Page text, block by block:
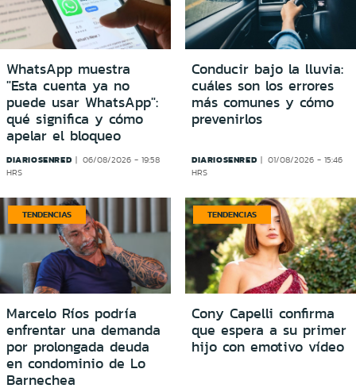
WhatsApp muestra
"Esta cuenta ya no
puede usar WhatsApp":
qué significa y cómo
apelar el bloqueo
DIARIOSENRED
06/08/2026 - 19:58
HRS
Conducir bajo la lluvia:
cuáles son los errores
más comunes y cómo
prevenirlos
DIARIOSENRED
01/08/2026 - 15:46
HRS
TENDENCIAS
Marcelo Ríos podría
enfrentar una demanda
por prolongada deuda
en condominio de Lo
Barnechea
TENDENCIAS
Cony Capelli confirma
que espera a su primer
hijo con emotivo vídeo